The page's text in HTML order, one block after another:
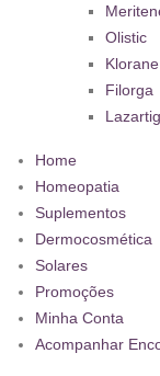
Olistic
Klorane
Filorga
Home
Homeopatia
Suplementos
Dermocosmética
Solares
Promoções
Minha Conta
Acompanhar